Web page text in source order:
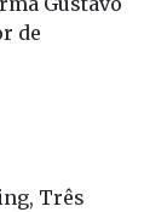
Três
deste ano,